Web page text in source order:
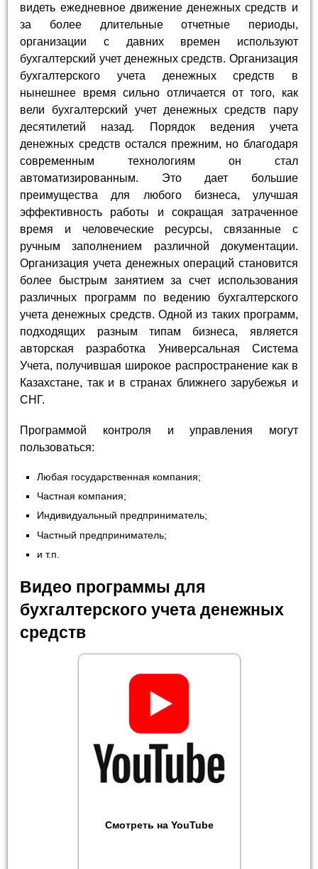
видеть ежедневное движение денежных средств и
за более длительные отчетные периоды,
организации с давних времен используют
бухгалтерский учет денежных средств. Организация
бухгалтерского учета денежных средств в
нынешнее время сильно отличается от того, как
вели бухгалтерский учет денежных средств пару
десятилетий назад. Порядок ведения учета
денежных средств остался прежним, но благодаря
современным технологиям он стал
автоматизированным. Это дает большие
преимущества для любого бизнеса, улучшая
эффективность работы и сокращая затраченное
время и человеческие ресурсы, связанные с
ручным заполнением различной документации.
Организация учета денежных операций становится
более быстрым занятием за счет использования
различных программ по ведению бухгалтерского
учета денежных средств. Одной из таких программ,
подходящих разным типам бизнеса, является
авторская разработка Универсальная Система
Учета, получившая широкое распространение как в
Казахстане, так и в странах ближнего зарубежья и
СНГ.
Программой контроля и управления могут
пользоваться:
Любая государственная компания;
Частная компания;
Индивидуальный предприниматель;
Частный предприниматель;
и т.п.
Видео программы для
бухгалтерского учета денежных
средств
Смотреть на YouTube